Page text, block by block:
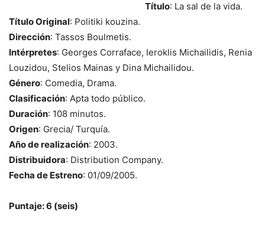
Título: La sal de la vida.
Título Original: Politiki kouzina.
Dirección: Tassos Boulmetis.
Intérpretes: Georges Corraface, Ieroklis Michailidis, Renia
Louzidou, Stelios Mainas y Dina Michailidou.
Género: Comedia, Drama.
Clasificación: Apta todo público.
Duración: 108 minutos.
Origen: Grecia/ Turquía.
Año de realización: 2003.
Distribuidora: Distribution Company.
Fecha de Estreno: 01/09/2005.
Puntaje: 6 (seis)